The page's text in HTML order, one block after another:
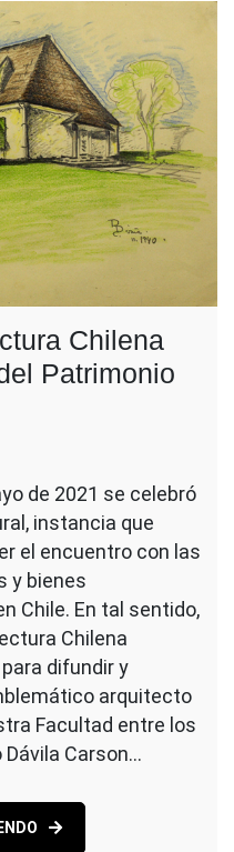
Chilena
Patrimonio
de 2021 se celebró
instancia que
el encuentro con las
y bienes
Chile. En tal sentido,
Chilena
difundir y
arquitecto
Facultad entre los
Dávila Carson…